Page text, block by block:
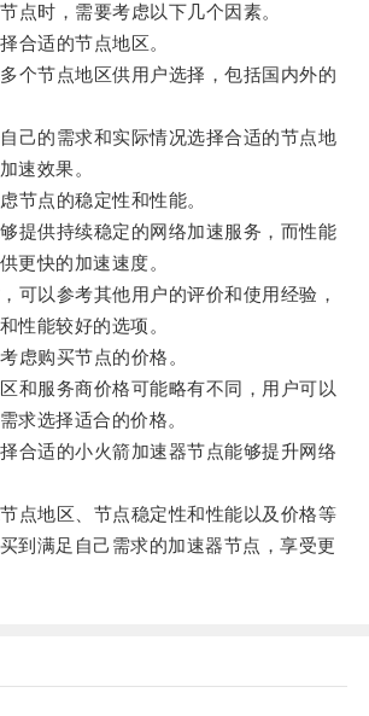
时，需要考虑以下几个因素。
适的节点地区。
节点地区供用户选择，包括国内外的
的需求和实际情况选择合适的节点地
速效果。
点的稳定性和性能。
供持续稳定的网络加速服务，而性能
更快的加速速度。
以参考其他用户的评价和使用经验，
性能较好的选项。
购买节点的价格。
服务商价格可能略有不同，用户可以
求选择适合的价格。
适的小火箭加速器节点能够提升网络
地区、节点稳定性和性能以及价格等
到满足自己需求的加速器节点，享受更